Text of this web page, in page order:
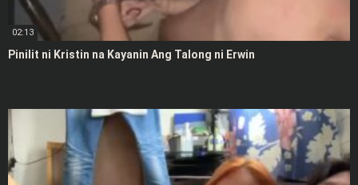
02:13
Pinilit ni Kristin na Kayanin Ang Talong ni Erwin